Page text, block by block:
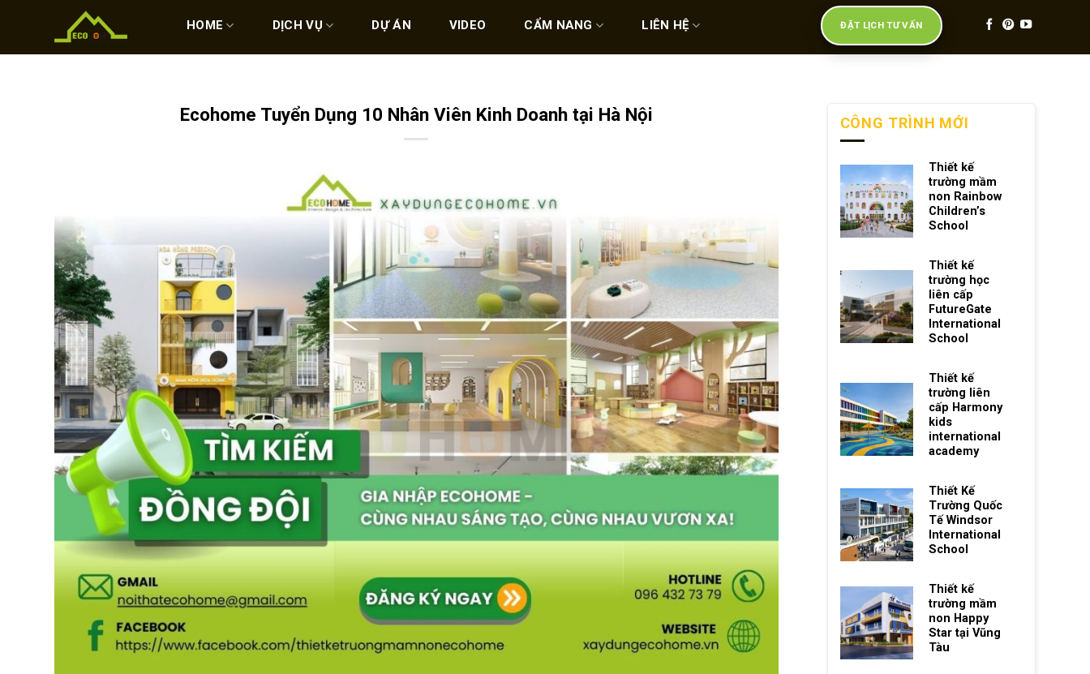
HOME DỊCH VỤ DỰ ÁN VIDEO CẨM NANG LIÊN HỆ ĐẶT LỊCH TƯ VẤN
Ecohome Tuyển Dụng 10 Nhân Viên Kinh Doanh tại Hà Nội CÔNG TRÌNH MỚI
Thiết kế
trường mầm
non Rainbow
Children’s
School
Thiết kế
trường học
liên cấp
FutureGate
International
School
Thiết kế
trường liên
cấp Harmony
kids
international
academy
Thiết Kế
Trường Quốc
Tế Windsor
International
School
Thiết kế
trường mầm
non Happy
Star tại Vũng
Tàu